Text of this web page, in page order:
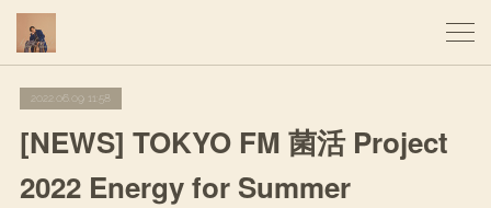
2022.06.09 11:58
[NEWS] TOKYO FM 菌活 Project
2022 Energy for Summer